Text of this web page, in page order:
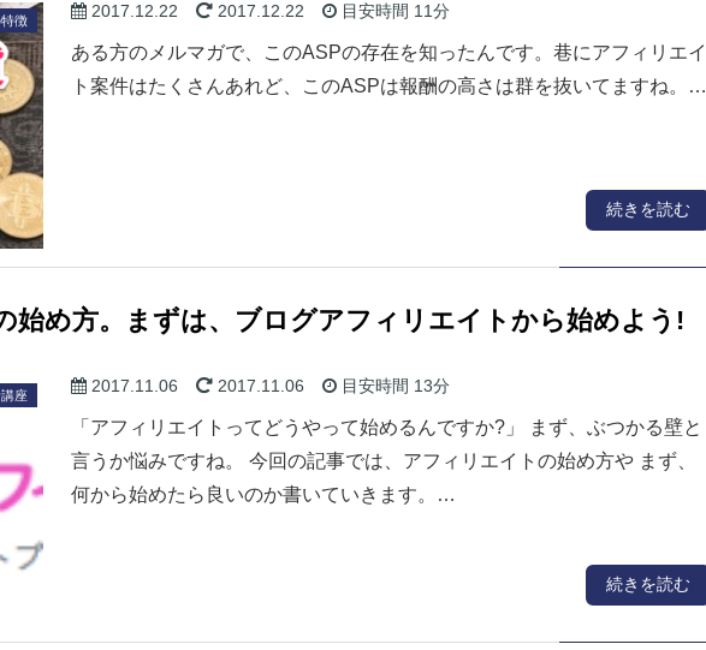
徴 2017.12.22 2017.12.22 目安時間 11分
ある方のメルマガで、このASPの存在を知ったんです。巷にアフィリエイ
ト案件はたくさんあれど、このASPは報酬の高さは群を抜いてますね。…
続きを読む
始め方。まずは、ブログアフィリエイトから始めよう!
座 2017.11.06 2017.11.06 目安時間 13分
「アフィリエイトってどうやって始めるんですか?」 まず、ぶつかる壁と
言うか悩みですね。 今回の記事では、アフィリエイトの始め方や まず、
何から始めたら良いのか書いていきます。…
続きを読む